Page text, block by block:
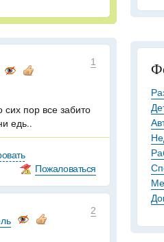
1
пор все забито
едь..
Пожаловаться
2